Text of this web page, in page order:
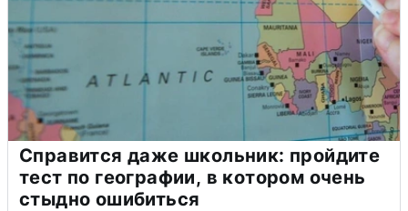
Справится даже школьник: пройдите
тест по географии, в котором очень
стыдно ошибиться